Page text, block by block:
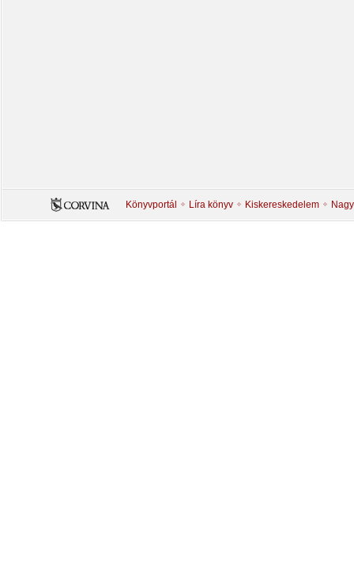
Könyvportál Líra könyv Kiskereskedelem